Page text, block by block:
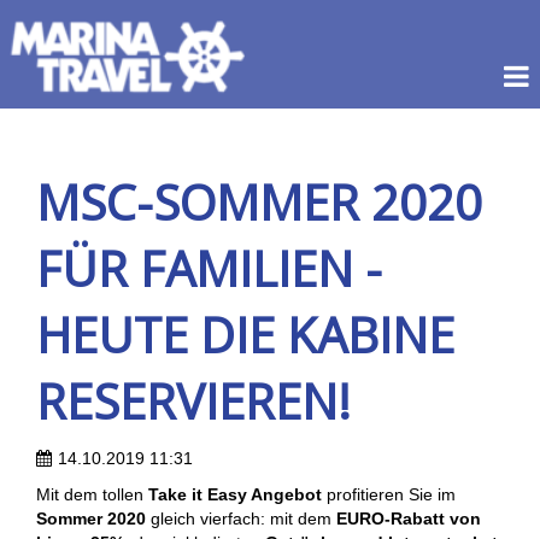
MSC-SOMMER 2020
FÜR FAMILIEN -
HEUTE DIE KABINE
RESERVIEREN!
14.10.2019 11:31
Mit dem tollen Take it Easy Angebot profitieren Sie im
Sommer 2020 gleich vierfach: mit dem EURO-Rabatt von